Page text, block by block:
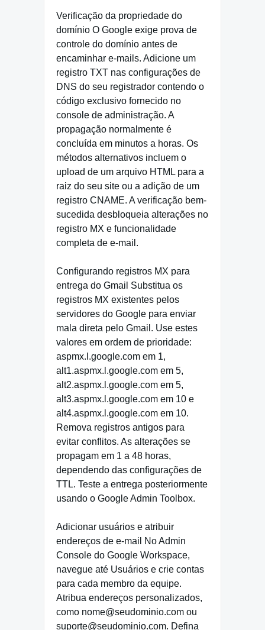
Verificação da propriedade do
domínio O Google exige prova de
controle do domínio antes de
encaminhar e-mails. Adicione um
registro TXT nas configurações de
DNS do seu registrador contendo o
código exclusivo fornecido no
console de administração. A
propagação normalmente é
concluída em minutos a horas. Os
métodos alternativos incluem o
upload de um arquivo HTML para a
raiz do seu site ou a adição de um
registro CNAME. A verificação bem-
sucedida desbloqueia alterações no
registro MX e funcionalidade
completa de e-mail.
Configurando registros MX para
entrega do Gmail Substitua os
registros MX existentes pelos
servidores do Google para enviar
mala direta pelo Gmail. Use estes
valores em ordem de prioridade:
aspmx.l.google.com em 1,
alt1.aspmx.l.google.com em 5,
alt2.aspmx.l.google.com em 5,
alt3.aspmx.l.google.com em 10 e
alt4.aspmx.l.google.com em 10.
Remova registros antigos para
evitar conflitos. As alterações se
propagam em 1 a 48 horas,
dependendo das configurações de
TTL. Teste a entrega posteriormente
usando o Google Admin Toolbox.
Adicionar usuários e atribuir
endereços de e-mail No Admin
Console do Google Workspace,
navegue até Usuários e crie contas
para cada membro da equipe.
Atribua endereços personalizados,
como nome@seudominio.com ou
suporte@seudominio.com. Defina